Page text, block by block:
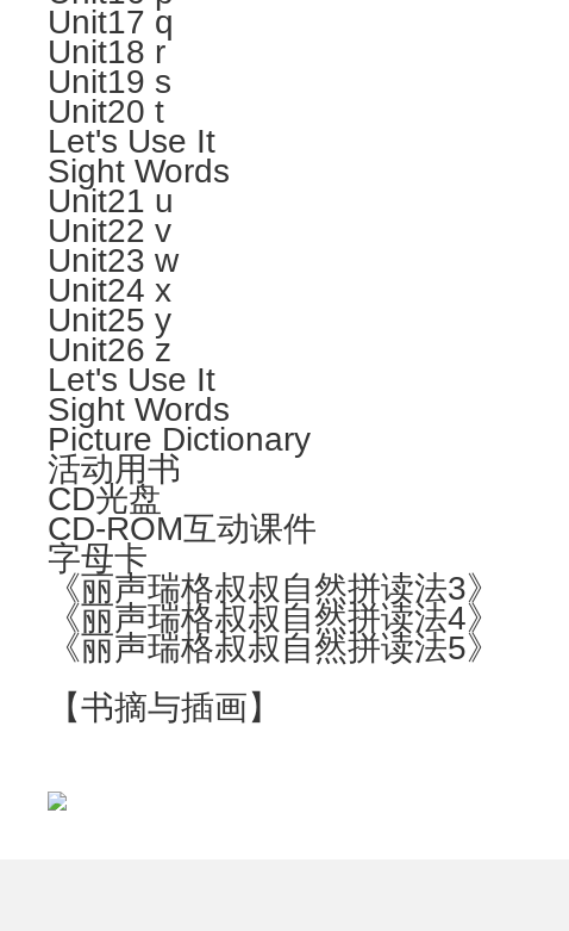
Unit17 q
Unit18 r
Unit19 s
Unit20 t
Let's Use It
Sight Words
Unit21 u
Unit22 v
Unit23 w
Unit24 x
Unit25 y
Unit26 z
Let's Use It
Sight Words
Picture Dictionary
活动用书
CD光盘
CD-ROM互动课件
字母卡
《丽声瑞格叔叔自然拼读法3》
《丽声瑞格叔叔自然拼读法4》
《丽声瑞格叔叔自然拼读法5》
【书摘与插画】